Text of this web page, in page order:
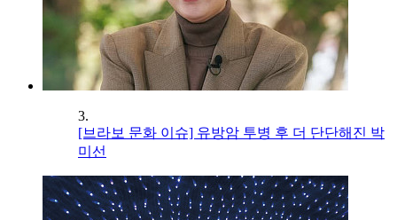
3.
[브라보 문화 이슈] 유방암 투병 후 더 단단해진 박
미선